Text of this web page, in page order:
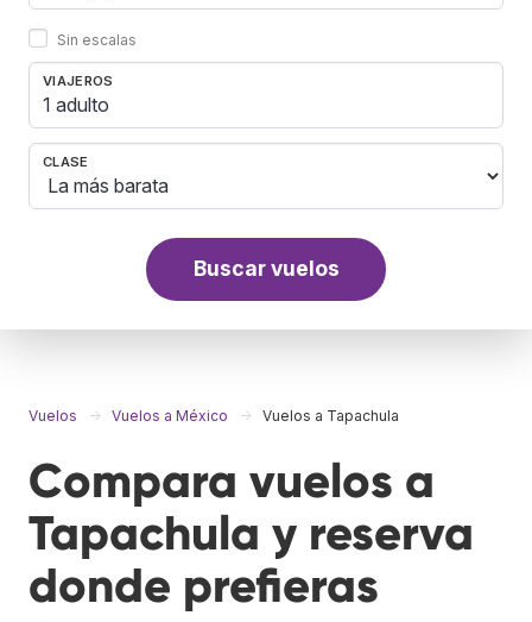
Sin escalas
VIAJEROS
1 adulto
CLASE
Buscar vuelos
Vuelos Vuelos a México Vuelos a Tapachula
Compara vuelos a
Tapachula y reserva
donde prefieras